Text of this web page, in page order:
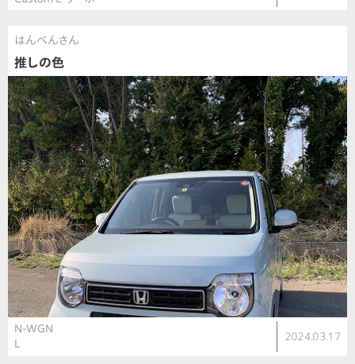
はんぺんさん
推しの色
N-WGN
2024.03.17